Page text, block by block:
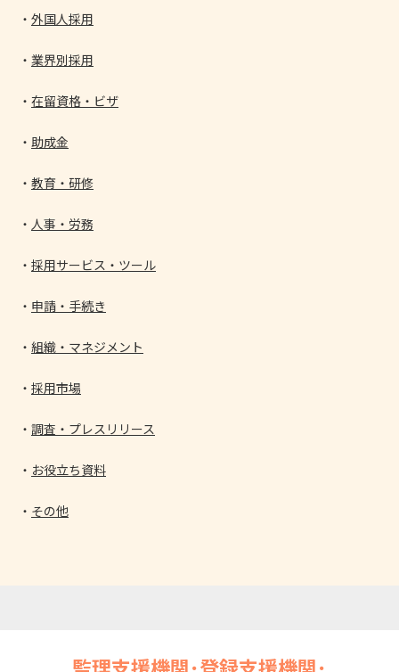
外国人採用
業界別採用
在留資格・ビザ
助成金
教育・研修
人事・労務
採用サービス・ツール
申請・手続き
組織・マネジメント
採用市場
調査・プレスリリース
お役立ち資料
その他